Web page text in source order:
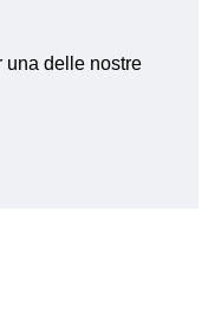
una delle nostre